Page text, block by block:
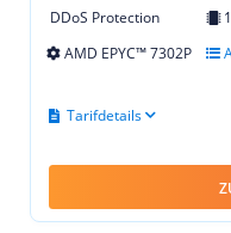
DDoS Protection
AMD EPYC™ 7302P
Tarifdetails